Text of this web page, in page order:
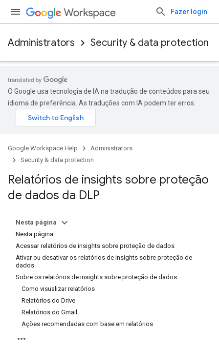
Fazer login
Administrators Security & data protection
O Google usa tecnologia de IA na tradução de conteúdos para seu
idioma de preferência. As traduções com IA podem ter erros.
Google Workspace Help
Administrators
Security & data protection
Relatórios de insights sobre proteção
de dados da DLP
Nesta página
Nesta página
Acessar relatórios de insights sobre proteção de dados
Ativar ou desativar os relatórios de insights sobre proteção de
dados
Sobre os relatórios de insights sobre proteção de dados
Como visualizar relatórios
Relatórios do Drive
Relatórios do Gmail
Ações recomendadas com base em relatórios